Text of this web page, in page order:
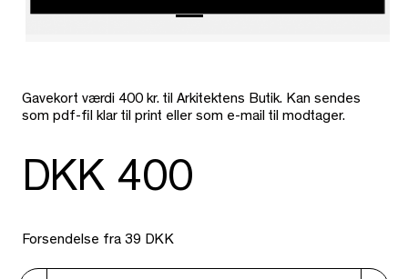
Gavekort værdi 400 kr. til Arkitektens Butik. Kan sendes
som pdf-fil klar til print eller som e-mail til modtager.
DKK 400
Forsendelse fra 39 DKK